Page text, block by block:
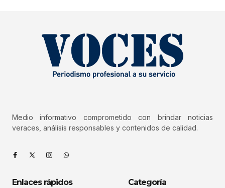
Medio informativo comprometido con brindar noticias
veraces, análisis responsables y contenidos de calidad.
Enlaces rápidos Categoría